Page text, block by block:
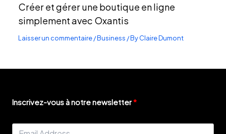
Créer et gérer une boutique en ligne
simplement avec Oxantis
Laisser un commentaire/Business / ByClaire Dumont
Inscrivez-vous à notre newsletter